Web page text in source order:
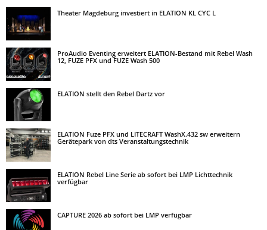
Theater Magdeburg investiert in ELATION KL CYC L
ProAudio Eventing erweitert ELATION-Bestand mit Rebel Wash
12, FUZE PFX und FUZE Wash 500
ELATION stellt den Rebel Dartz vor
ELATION Fuze PFX und LITECRAFT WashX.432 sw erweitern
Gerätepark von dts Veranstaltungstechnik
ELATION Rebel Line Serie ab sofort bei LMP Lichttechnik
verfügbar
CAPTURE 2026 ab sofort bei LMP verfügbar